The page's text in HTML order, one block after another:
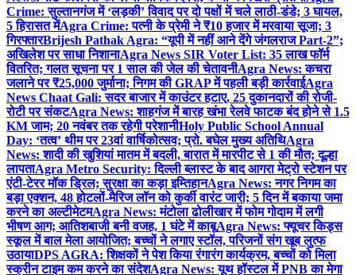
Crime: सुल्तानगंज में ‘लड़की’ विवाद पर दो पक्षों में चले लाठी-डंडे; 3 घायल,
5 हिरासत मेंAgra Crime: पत्नी के प्रेमी ने ₹10 हजार में मरवाया सूजा; 3
गिरफ्तारBrijesh Pathak Agra: “यूपी में नहीं आने देंगे जंगलराज Part-2”;
अखिलेश पर साधा निशानाAgra News SIR Voter List: 35 लाख फॉर्म
वितरित; गलत सूचना पर 1 साल की जेल की चेतावनीAgra News: कचरा
जलाने पर ₹25,000 जुर्माना; निगम की GRAP में पहली बड़ी कार्रवाईAgra
News Chaat Gali: सदर बाजार में काउंटर हटाए, 25 दुकानदारों की रोजी-
रोटी पर संकटAgra News: शाहगंज में बारह खंभा रेलवे फाटक बंद होने से 1.5
KM जाम; 20 नवंबर तक रहेगी परेशानीHoly Public School Annual
Day: ‘तत्व’ थीम पर 23वां वार्षिकोत्सव; प्रो. बघेल मुख्य अतिथिAgra
News: शादी की खुशियां मातम में बदली, बारात में मारपीट से 1 की मौत; दूल्हा
लापताAgra Metro Security: दिल्ली ब्लास्ट के बाद आगरा मेट्रो स्टेशन पर
एंटी-टेरर मॉक ड्रिल; सुरक्षा का कड़ा इम्तिहानAgra News: नगर निगम का
बड़ा एक्शन, 48 होटलों-मैरिज लॉन को कुर्की वारंट जारी; 5 दिन में बकाया जमा
करने का अल्टीमेटमAgra News: मंटोला ढोलीखार में फोम गोदाम में लगी
भीषण आग; आतिशबाजी बनी वजह, 1 घंटे में काबूAgra News: फ्यूचर किड्स
स्कूल में बाल मेला आयोजित; बच्चों ने लगाए स्टॉल, परिजनों संग खूब लुत्फ
उठायाDPS AGRA: शिक्षकों ने पेश किया रंगारंग कार्यक्रम, बच्चों को मिला
स्क्रीन टाइम कम करने का संदेशAgra News: यूथ हॉस्टल में PNB का मेगा